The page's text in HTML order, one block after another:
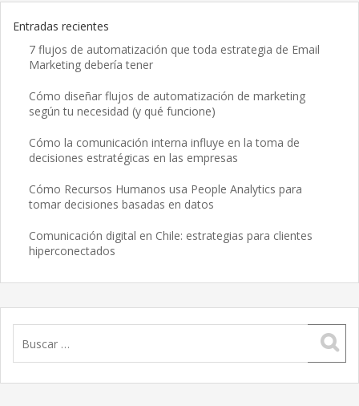
Entradas recientes
7 flujos de automatización que toda estrategia de Email
Marketing debería tener
Cómo diseñar flujos de automatización de marketing
según tu necesidad (y qué funcione)
Cómo la comunicación interna influye en la toma de
decisiones estratégicas en las empresas
Cómo Recursos Humanos usa People Analytics para
tomar decisiones basadas en datos
Comunicación digital en Chile: estrategias para clientes
hiperconectados